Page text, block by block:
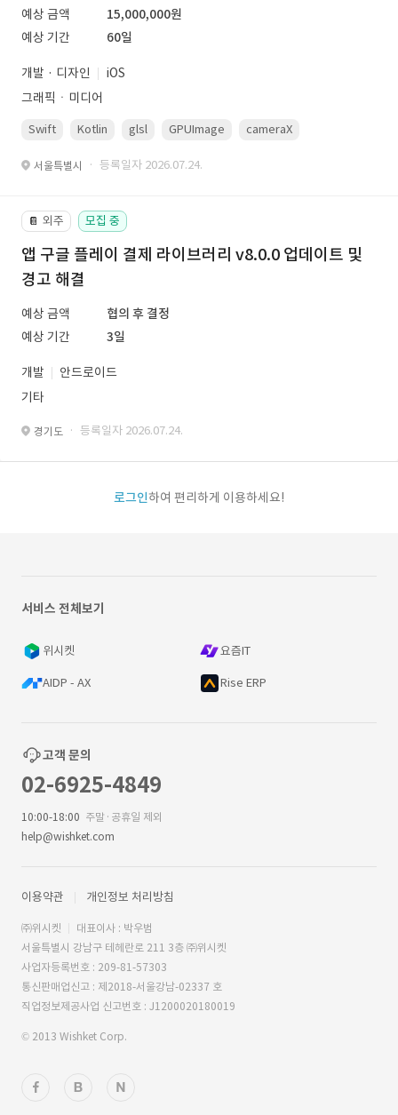
예상 금액
15,000,000원
예상 기간
60일
개발 · 디자인
iOS
그래픽ㆍ미디어
Swift Kotlin glsl GPUImage cameraX
서울특별시 · 등록일자 2026.07.24.
📔 외주 모집 중
앱 구글 플레이 결제 라이브러리 v8.0.0 업데이트 및
경고 해결
예상 금액
협의 후 결정
예상 기간
3일
개발
안드로이드
기타
경기도 · 등록일자 2026.07.24.
로그인하여 편리하게 이용하세요!
서비스 전체보기
위시켓 요즘IT
AIDP - AX Rise ERP
고객 문의
02-6925-4849
10:00-18:00 주말·공휴일 제외
help@wishket.com
이용약관 개인정보 처리방침
㈜위시켓
대표이사 : 박우범
서울특별시 강남구 테헤란로 211 3층 ㈜위시켓
사업자등록번호 : 209-81-57303
통신판매업신고 : 제2018-서울강남-02337 호
직업정보제공사업 신고번호 : J1200020180019
© 2013 Wishket Corp.